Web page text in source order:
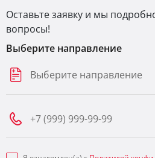
Оставьте заявку и мы
вопросы!
Выберите направление
Выберите направление